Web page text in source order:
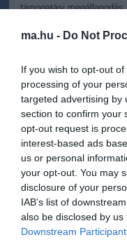
ma.hu - Do Not
If you wish to opt-out
processing of your
targeted advertising by
section to confirm your
opt-out request is
interest-based ads
us or personal
your opt-out. You may
disclosure of your
IAB’s list of
also be disclosed by
Downstream
támogatási
felelős
Nemzeti Adó- és
Számvevőszéket.
Budai Gyula a
után megállapította, hogy
Agrár- és Műszaki
költségvetésből
szerződés rendelkezései
jogszabályoknak
Mindezek alapján
nem látom indokoltnak" -